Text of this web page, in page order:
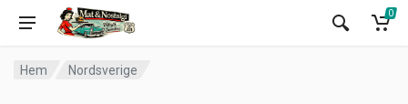
0
Hem Nordsverige